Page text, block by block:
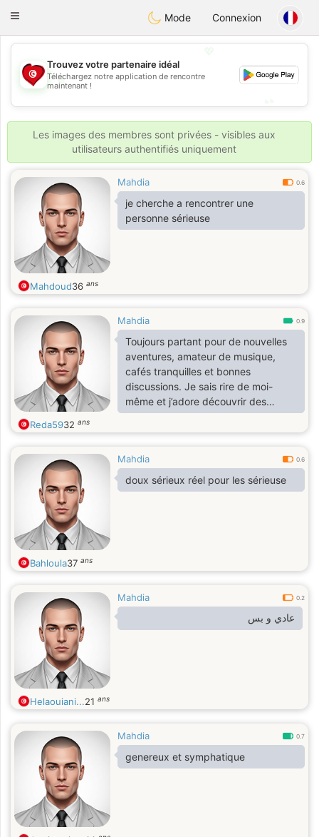
Tunisia Dating
Toggle
Mode Connexion
💖
💕
Trouvez votre partenaire idéal
Téléchargez notre application de rencontre
maintenant !
Les images des membres sont privées - visibles aux
utilisateurs authentifiés uniquement
Mahdia 0.6
je cherche a rencontrer une
personne sérieuse
Mahdoud36 ans
Mahdia 0.9
Toujours partant pour de nouvelles
aventures, amateur de musique,
cafés tranquilles et bonnes
discussions. Je sais rire de moi-
même et j’adore découvrir des
petites choses qui rendent la vie
plus fun. Si tu aimes les vibes relax
mémorables, on risque de bien
s’entendre. 😎 » No pain No gain
Reda5932 ans
Mahdia 0.6
doux sérieux réel pour les sérieuse
Bahloula37 ans
Mahdia 0.2
عادي و بس
Helaouiani...21 ans
Mahdia 0.7
genereux et symphatique